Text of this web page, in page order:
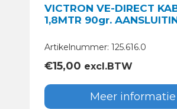
VICTRON VE-DIRECT
1,8MTR 90gr.
Artikelnummer: 125.616.0
€15,00 excl.BTW
Meer informatie